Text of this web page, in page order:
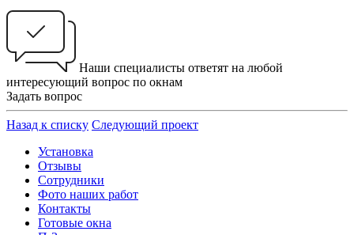
Наши специалисты ответят на любой
интересующий вопрос по окнам
Задать вопрос
Назад к списку Следующий проект
Установка
Отзывы
Сотрудники
Фото наших работ
Контакты
Готовые окна